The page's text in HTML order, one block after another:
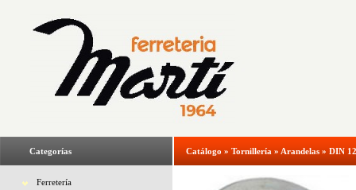
Categorías
Ferretería
Catálogo » Tornillería » Arandelas » DIN